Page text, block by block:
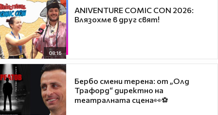
08:16
ANIVENTURE COMIC CON 2026:
Влязохме в друг свят!
Бербо смени терена: от „Олд
Трафорд“ директно на
театралната сцена👀⚽